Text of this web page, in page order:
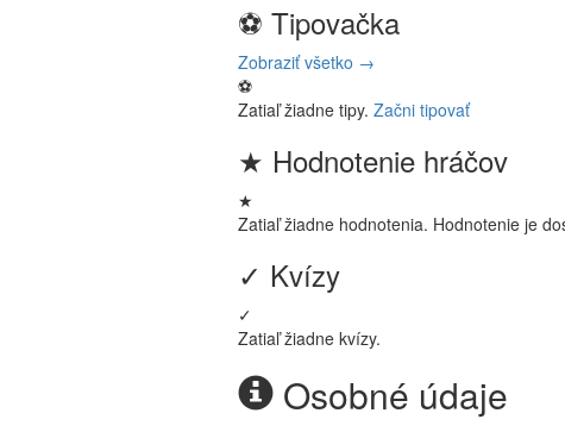
⚽ Tipovačka
Zobraziť všetko →
⚽
Zatiaľ žiadne tipy. Začni tipovať
★ Hodnotenie hráčov
★
Zatiaľ žiadne hodnotenia. Hodnotenie je
✓ Kvízy
✓
Zatiaľ žiadne kvízy.
Osobné údaje